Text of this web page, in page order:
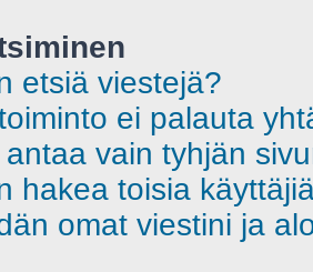
etsiä viestejä?
ei palauta
vain tyhjän
hakea toisia
omat viestini ja